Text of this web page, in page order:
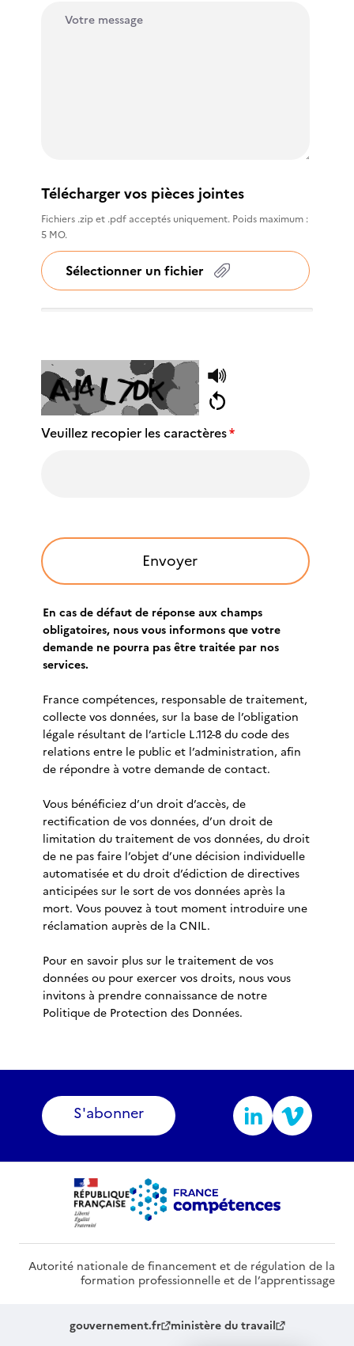
Télécharger vos pièces jointes
Sélectionner un fichier
Fichiers .zip et .pdf acceptés uniquement. Poids maximum :
5 MO.
Veuillez recopier les caractères*
En cas de défaut de réponse aux champs
obligatoires, nous vous informons que votre
demande ne pourra pas être traitée par nos
services.
France compétences, responsable de traitement,
collecte vos données, sur la base de l’obligation
légale résultant de l’article L.112-8 du code des
relations entre le public et l’administration, afin
de répondre à votre demande de contact.
Vous bénéficiez d’un droit d’accès, de
rectification de vos données, d’un droit de
limitation du traitement de vos données, du droit
de ne pas faire l’objet d’une décision individuelle
automatisée et du droit d’édiction de directives
anticipées sur le sort de vos données après la
mort. Vous pouvez à tout moment introduire une
réclamation auprès de la CNIL.
Pour en savoir plus sur le traitement de vos
données ou pour exercer vos droits, nous vous
invitons à prendre connaissance de notre
Politique de Protection des Données.
S'abonner
Autorité nationale de financement et de régulation de la
formation professionnelle et de l’apprentissage
gouvernement.fr ministère du travail